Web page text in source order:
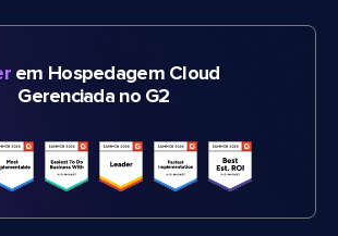
em Hospedagem Cloud
Gerenciada no G2